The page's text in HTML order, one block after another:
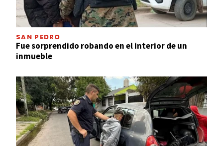
SAN PEDRO
Fue sorprendido robando en el interior de un
inmueble